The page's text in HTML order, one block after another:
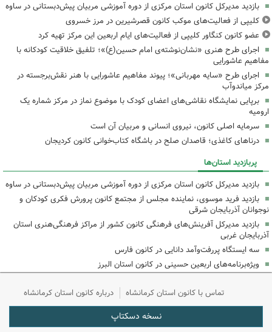
بازدید مدیرکل کانون استان مرکزی از دوره آموزشی مربیان پیش‌دبستانی در ساوه
کلیپی از فعالیت‌های موکب کانون قصرشیرین در مرز خسروی
عضو کانون کنگاور کلیپی از فعالیت‌های ایام اربعین این مرکز تهیه کرد
اجرای طرح هنری «نشان‌نوشته‌ی امام حسین(ع)»؛ تلفیق خلاقیت کودکانه با
مفاهیم عاشورایی
اجرای طرح «سایه مهربانی»؛ پیوند مفاهیم عاشورایی با هنر نقش‌برجسته در
مرکز میاندوآب
برپایی نمایشگاه نقاشی‌های اعضای کودک با موضوع نماز در مرکز شماره یک
ارومیه
سرمایه اصلی کانون، نیروی انسانی و مربیان آن است
درناهای کاغذی؛ قاصدان صلح در باشگاه کتاب‌خوانی کانون کردیجان
پربازدید استان‌ها
بازدید مدیرکل کانون استان مرکزی از دوره آموزشی مربیان پیش‌دبستانی در ساوه
بازدید فرید موسوی، نماینده مجلس از مجتمع کانون پرورش فکری کودکان و
نوجوانان آذربایجان شرقی
بازدید مدیرکل آفرینش‌های فرهنگی کانون کشور از مراکز فرهنگی‌هنری استان
آذربایجان غربی
سه ایستگاه پررفت‌وآمد دانایی در کانون فارس
ویژه‌برنامه‌های اربعین حسینی در کانون استان البرز
تماس با کانون استان کرمانشاه درباره کانون استان کرمانشاه
نسخه دسکتاپ